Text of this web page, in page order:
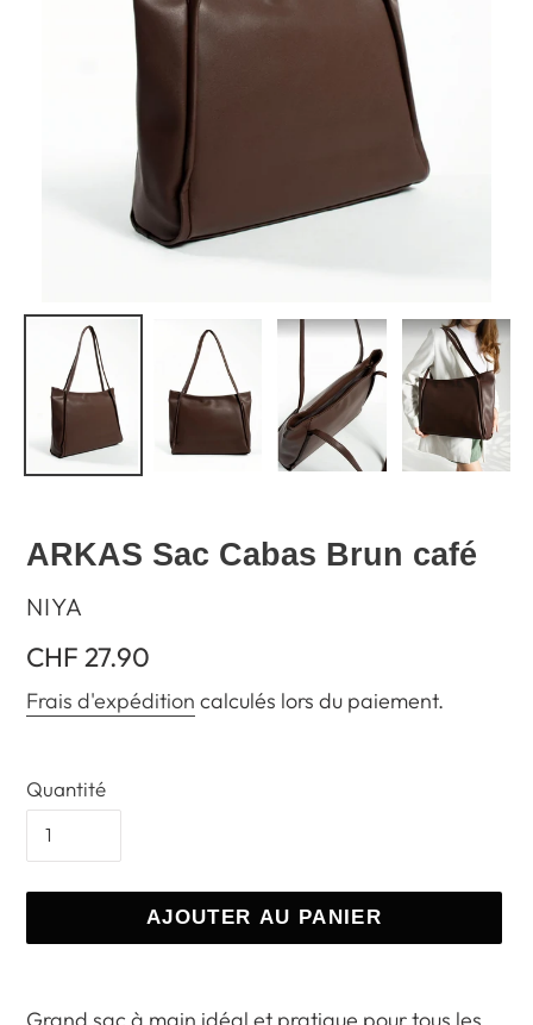
ARKAS Sac Cabas Brun café
DISTRIBUTEUR
NIYA
Prix
normal
CHF 27.90
Frais d'expédition calculés lors du paiement.
Quantité
AJOUTER AU PANIER
d'un
Grand sac à main idéal et pratique pour tous les